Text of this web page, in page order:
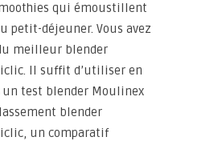
qui émoustillent
petit-déjeuner. Vous avez
meilleur blender
Il suffit d’utiliser en
un test blender Moulinex
blender
un comparatif